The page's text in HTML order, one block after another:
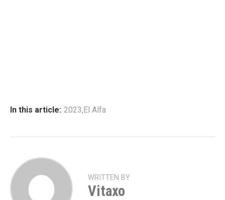
In this article: 2023,El Alfa
WRITTEN BY
Vitaxo